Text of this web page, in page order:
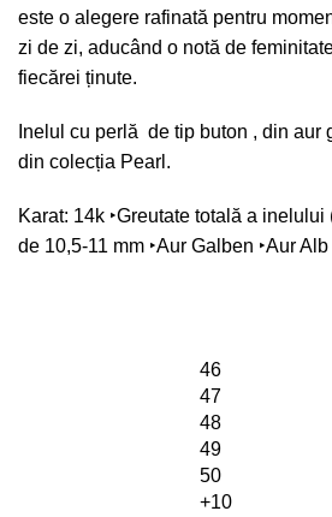
este o alegere rafinată pentru
zi de zi, aducând o notă de
fiecărei ținute.
Inelul cu perlă de tip buton , din aur
din colecția Pearl.
Karat: 14k ‣Greutate totală a
de 10,5-11 mm ‣Aur Galben ‣Aur Alb
46
47
48
49
50
+10